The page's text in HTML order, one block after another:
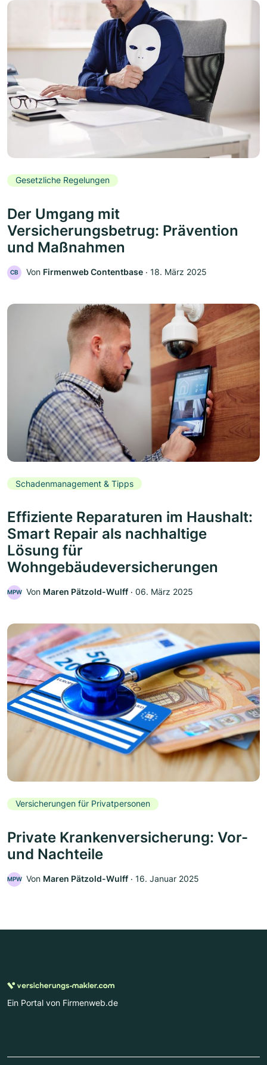
Gesetzliche Regelungen
Der Umgang mit
Versicherungsbetrug: Prävention
und Maßnahmen
CB Von Firmenweb Contentbase ‧ 18. März 2025
Schadenmanagement & Tipps
Effiziente Reparaturen im Haushalt:
Smart Repair als nachhaltige
Lösung für
Wohngebäudeversicherungen
MPW Von Maren Pätzold-Wulff ‧ 06. März 2025
Versicherungen für Privatpersonen
Private Krankenversicherung: Vor-
und Nachteile
MPW Von Maren Pätzold-Wulff ‧ 16. Januar 2025
Ein Portal von Firmenweb.de